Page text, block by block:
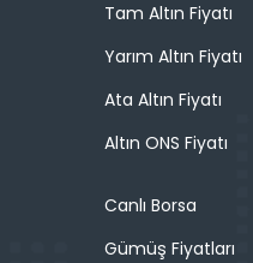
Tam Altın Fiyatı
Yarım Altın Fiyatı
Ata Altın Fiyatı
Altın ONS Fiyatı
Canlı Borsa
Gümüş Fiyatları